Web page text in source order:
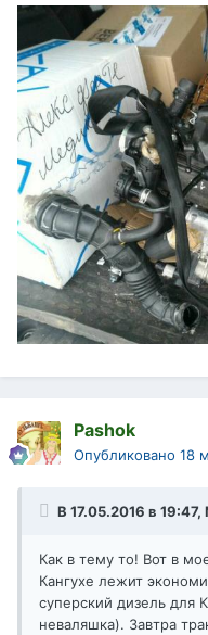
Pashok
Опубликовано 18
В 17.05.2016 в
Как в тему то! Вот в
Кангухе лежит
суперский дизель для
неваляшка). Завтра